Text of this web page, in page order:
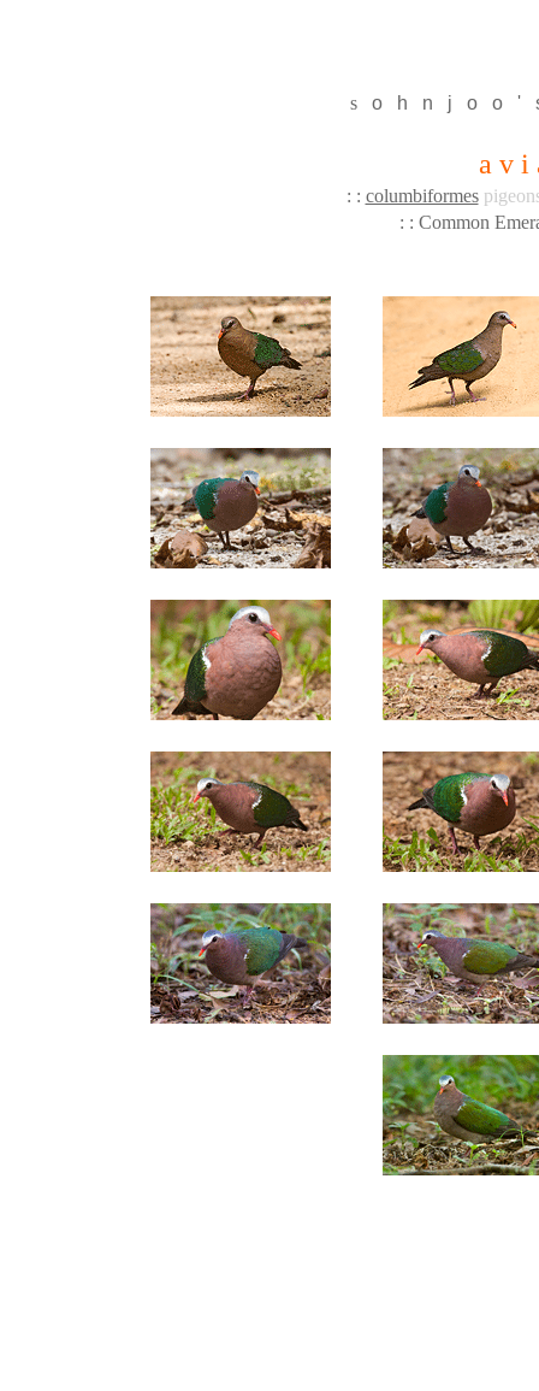
s o h n j o o '
a v i
: : columbiformes
: : Common